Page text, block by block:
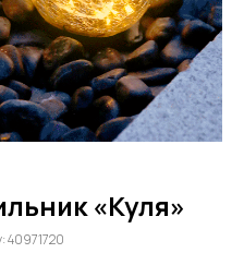
«Куля»
40971720